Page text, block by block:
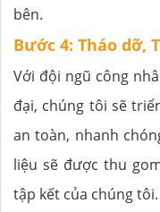
bên.
Bước 4: Tháo dỡ,
Với đội ngũ công
đại, chúng tôi sẽ
an toàn, nhanh
liệu sẽ được thu
tập kết của chúng tôi.